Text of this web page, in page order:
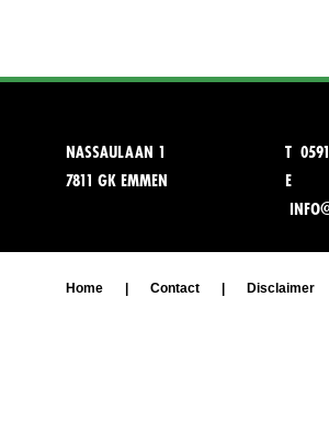
NASSAULAAN 1
7811 GK EMMEN
T
E
Home Contact Disclaimer